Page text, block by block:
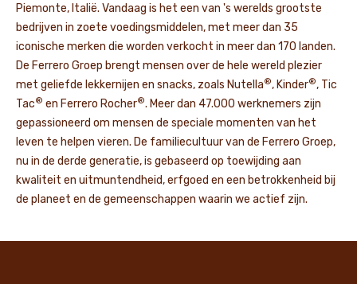
Piemonte, Italië. Vandaag is het een van 's werelds grootste
bedrijven in zoete voedingsmiddelen, met meer dan 35
iconische merken die worden verkocht in meer dan 170 landen.
De Ferrero Groep brengt mensen over de hele wereld plezier
met geliefde lekkernijen en snacks, zoals Nutella®, Kinder®, Tic
Tac® en Ferrero Rocher®. Meer dan 47.000 werknemers zijn
gepassioneerd om mensen de speciale momenten van het
leven te helpen vieren. De familiecultuur van de Ferrero Groep,
nu in de derde generatie, is gebaseerd op toewijding aan
kwaliteit en uitmuntendheid, erfgoed en een betrokkenheid bij
de planeet en de gemeenschappen waarin we actief zijn.